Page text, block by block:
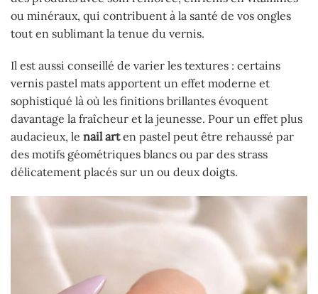
ou minéraux, qui contribuent à la santé de vos ongles
tout en sublimant la tenue du vernis.
Il est aussi conseillé de varier les textures : certains
vernis pastel mats apportent un effet moderne et
sophistiqué là où les finitions brillantes évoquent
davantage la fraîcheur et la jeunesse. Pour un effet plus
audacieux, le nail arten pastel peut être rehaussé par
des motifs géométriques blancs ou par des strass
délicatement placés sur un ou deux doigts.